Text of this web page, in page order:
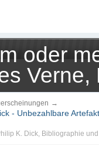
oder
Verne,
→
- Unbezahlbare
K. Dick, Bibliographie